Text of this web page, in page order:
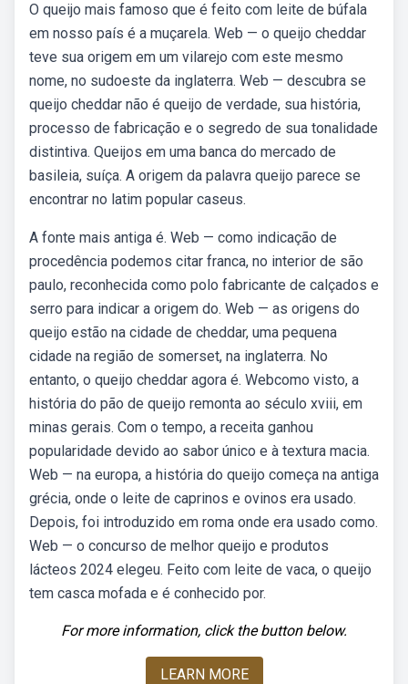
O queijo mais famoso que é feito com leite de búfala
em nosso país é a muçarela. Web — o queijo cheddar
teve sua origem em um vilarejo com este mesmo
nome, no sudoeste da inglaterra. Web — descubra se
queijo cheddar não é queijo de verdade, sua história,
processo de fabricação e o segredo de sua tonalidade
distintiva. Queijos em uma banca do mercado de
basileia, suíça. A origem da palavra queijo parece se
encontrar no latim popular caseus.
A fonte mais antiga é. Web — como indicação de
procedência podemos citar franca, no interior de são
paulo, reconhecida como polo fabricante de calçados e
serro para indicar a origem do. Web — as origens do
queijo estão na cidade de cheddar, uma pequena
cidade na região de somerset, na inglaterra. No
entanto, o queijo cheddar agora é. Webcomo visto, a
história do pão de queijo remonta ao século xviii, em
minas gerais. Com o tempo, a receita ganhou
popularidade devido ao sabor único e à textura macia.
Web — na europa, a história do queijo começa na antiga
grécia, onde o leite de caprinos e ovinos era usado.
Depois, foi introduzido em roma onde era usado como.
Web — o concurso de melhor queijo e produtos
lácteos 2024 elegeu. Feito com leite de vaca, o queijo
tem casca mofada e é conhecido por.
For more information, click the button below.
LEARN MORE